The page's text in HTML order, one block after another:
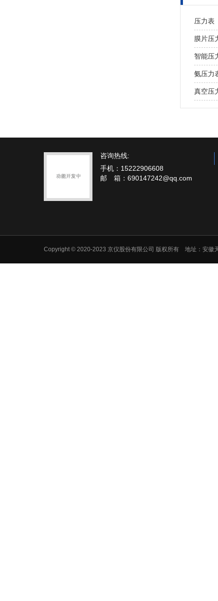
压力表
膜片压
智能压
氨压力
真空压
咨询热线:
手机：15222906608
邮 箱：690147242@qq.com
Copyright © 2020-2023 京仪股份有限公司 版权所有 地址：安